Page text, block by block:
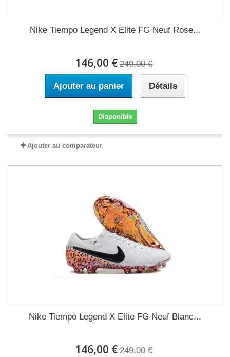
Nike Tiempo Legend X Elite FG Neuf Rose...
146,00 € 249,00 €
Ajouter au panier Détails
Disponible
Ajouter au comparateur
Nike Tiempo Legend X Elite FG Neuf Blanc...
146,00 € 249,00 €